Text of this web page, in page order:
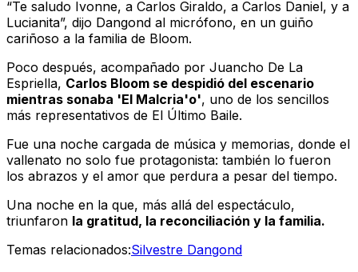
“Te saludo Ivonne, a Carlos Giraldo, a Carlos Daniel, y a
Lucianita”, dijo Dangond al micrófono, en un guiño
cariñoso a la familia de Bloom.
Poco después, acompañado por Juancho De La
Espriella, Carlos Bloom se despidió del escenario
mientras sonaba 'El Malcria'o', uno de los sencillos
más representativos de El Último Baile.
Fue una noche cargada de música y memorias, donde el
vallenato no solo fue protagonista: también lo fueron
los abrazos y el amor que perdura a pesar del tiempo.
Una noche en la que, más allá del espectáculo,
triunfaron la gratitud, la reconciliación y la familia.
Temas relacionados:Silvestre Dangond